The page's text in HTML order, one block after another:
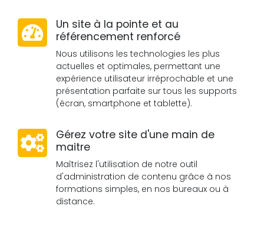
Un site à la pointe et au
référencement renforcé
Nous utilisons les technologies les plus
actuelles et optimales, permettant une
expérience utilisateur irréprochable et une
présentation parfaite sur tous les supports
(écran, smartphone et tablette).
Gérez votre site d'une main de
maitre
Maîtrisez l'utilisation de notre outil
d'administration de contenu grâce à nos
formations simples, en nos bureaux ou à
distance.